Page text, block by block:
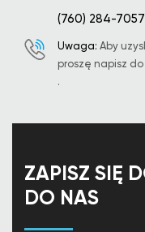
(760) 284-7057
Uwaga: Aby
proszę napisz
.
ZAPISZ SIĘ
DO NAS